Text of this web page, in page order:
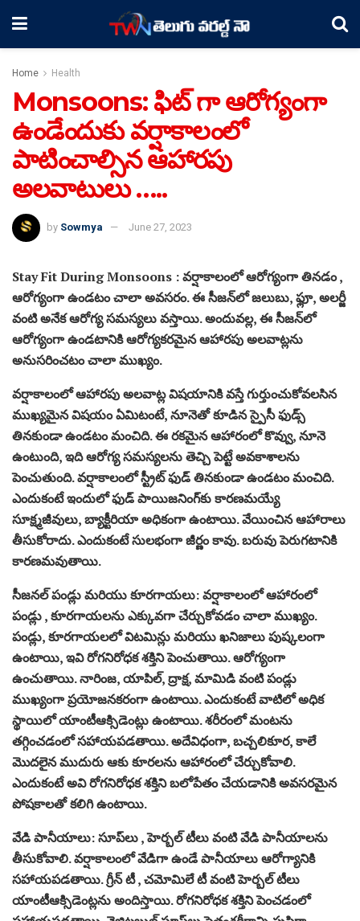
Home Health
Monsoons: ఫిట్ గా ఆరోగ్యంగా
ఉండేందుకు వర్షాకాలంలో
పాటించాల్సిన ఆహారపు
అలవాటులు …..
by Sowmya June 27, 2023
Stay Fit During Monsoons : వర్షాకాలంలో ఆరోగ్యంగా తినడం ,
ఆరోగ్యంగా ఉండటం చాలా అవసరం. ఈ సీజన్‌లో జలుబు, ఫ్లూ, అలర్జీ
వంటి అనేక ఆరోగ్య సమస్యలు వస్తాయి. అందువల్ల, ఈ సీజన్‌లో
ఆరోగ్యంగా ఉండటానికి ఆరోగ్యకరమైన ఆహారపు అలవాట్లను
అనుసరించటం చాలా ముఖ్యం.
వర్షాకాలంలో ఆహారపు అలవాట్ల విషయానికి వస్తే గుర్తుంచుకోవలసిన
ముఖ్యమైన విషయం ఏమిటంటే, నూనెతో కూడిన స్పైసీ ఫుడ్స్
తినకుండా ఉండటం మంచిది. ఈ రకమైన ఆహారంలో కొవ్వు, నూనె
ఉంటుంది, ఇది ఆరోగ్య సమస్యలను తెచ్చి పెట్టే అవకాశాలను
పెంచుతుంది. వర్షాకాలంలో స్ట్రీట్ ఫుడ్ తినకుండా ఉండటం మంచిది.
ఎందుకంటే ఇందులో ఫుడ్ పాయిజనింగ్‌కు కారణమయ్యే
సూక్ష్మజీవులు, బ్యాక్టీరియా అధికంగా ఉంటాయి. వేయించిన ఆహారాలు
తీసుకోరాదు. ఎందుకంటే సులభంగా జీర్ణం కావు. బరువు పెరుగటానికి
కారణమవుతాయి.
సీజనల్ పండ్లు మరియు కూరగాయలు: వర్షాకాలంలో ఆహారంలో
పండ్లు , కూరగాయలను ఎక్కువగా చేర్చుకోవడం చాలా ముఖ్యం.
పండ్లు, కూరగాయలలో విటమిన్లు మరియు ఖనిజాలు పుష్కలంగా
ఉంటాయి, ఇవి రోగనిరోధక శక్తిని పెంచుతాయి. ఆరోగ్యంగా
ఉంచుతాయి. నారింజ, యాపిల్, ద్రాక్ష, మామిడి వంటి పండ్లు
ముఖ్యంగా ప్రయోజనకరంగా ఉంటాయి. ఎందుకంటే వాటిలో అధిక
స్థాయిలో యాంటీఆక్సిడెంట్లు ఉంటాయి. శరీరంలో మంటను
తగ్గించడంలో సహాయపడతాయి. అదేవిధంగా, బచ్చలికూర, కాలే
మొదలైన ముదురు ఆకు కూరలను ఆహారంలో చేర్చుకోవాలి.
ఎందుకంటే అవి రోగనిరోధక శక్తిని బలోపేతం చేయడానికి అవసరమైన
పోషకాలతో కలిగి ఉంటాయి.
వేడి పానీయాలు: సూప్‌లు , హెర్బల్ టీలు వంటి వేడి పానీయాలను
తీసుకోవాలి. వర్షాకాలంలో వేడిగా ఉండే పానీయాలు ఆరోగ్యానికి
సహాయపడతాయి. గ్రీన్ టీ , చమోమిలే టీ వంటి హెర్బల్ టీలు
యాంటీఆక్సిడెంట్లను అందిస్తాయి. రోగనిరోధక శక్తిని పెంచడంలో